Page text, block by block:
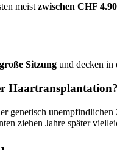
meist zwischen CHF
Sitzung und decken in
Haartransplantation?
genetisch
ziehen Jahre später